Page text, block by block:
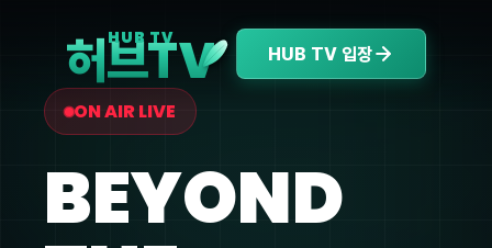
HUB TV
허브TV HUB TV 입장
ON AIR LIVE
BEYOND